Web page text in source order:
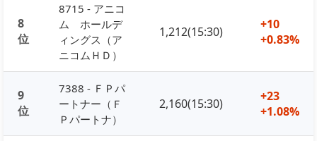
8
位
8715 - アニコ
ム ホールデ
ィングス（ア
ニコムＨＤ）
1,212(15:30)
+10
+0.83%
9
位
7388 - ＦＰパ
ートナー（Ｆ
Ｐパートナ）
2,160(15:30)
+23
+1.08%